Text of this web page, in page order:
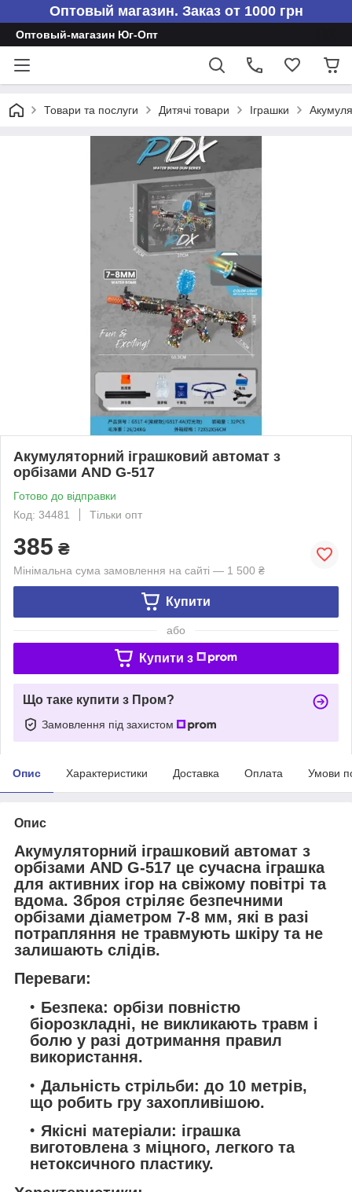
Оптовый магазин. Заказ от 1000 грн
Оптовый-магазин Юг-Опт
Товари та послуги Дитячі товари Іграшки
Акумуляторний іграшковий автомат з
орбізами AND G-517
Готово до відправки
Код: 34481
Тільки опт
385 ₴
Мінімальна сума замовлення на сайті — 1 500 ₴
Купити
або
Купити з
Що таке купити з Пром?
Замовлення під захистом
Опис Характеристики Доставка Оплата Умови
Опис
Акумуляторний іграшковий автомат з
орбізами AND G-517 це сучасна іграшка
для активних ігор на свіжому повітрі та
вдома. Зброя стріляє безпечними
орбізами діаметром 7-8 мм, які в разі
потрапляння не травмують шкіру та не
залишають слідів.
Переваги:
Безпека: орбізи повністю
біорозкладні, не викликають травм і
болю у разі дотримання правил
використання.
Дальність стрільби: до 10 метрів,
що робить гру захопливішою.
Якісні матеріали: іграшка
виготовлена з міцного, легкого та
нетоксичного пластику.